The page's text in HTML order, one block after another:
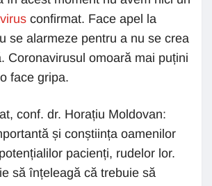
confirmat. Face apel la
se alarmeze pentru a nu se crea
Coronavirusul omoară mai puțini
face gripa.
conf. dr. Horațiu Moldovan:
și conștiința oamenilor
pacienți, rudelor lor.
să înțeleagă că trebuie să